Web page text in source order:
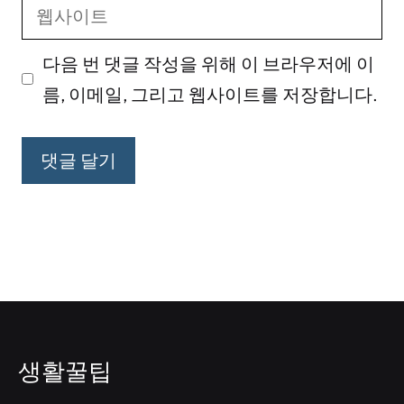
일
웹
사
이 다음 번 댓글 작성을 위해 이 브라우저에 이
름, 이메일, 그리고 웹사이트를 저장합니다.
생활꿀팁